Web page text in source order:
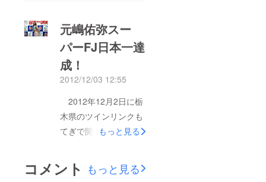
来年度のカテゴリに乗
るのかは決定していま
せんが、最高峰を目指
して引き続きレースに
参戦しますので、今後
とも宜しくお願い申し
上げます。今後の情報
は下記、Facebook
佑弥を支援する会
元嶋佑弥スー
パーFJ日本一達
成！
2012/12/03 12:55
2012年12月2日に栃
木県のツインリンクも
てぎで開催された、
戦にて元嶋佑弥が見事
優勝、スーパーFJ日本
もっと見る
コメント もっと見る